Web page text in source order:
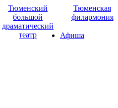
Тюменский
большой
драматический
театр
Тюменская
филармония
Афиша